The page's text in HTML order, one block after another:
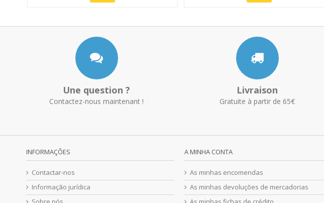
Une question ?
Contactez-nous maintenant !
Livraison
Gratuite à partir de 65€
INFORMAÇÕES
Contactar-nos
Informação jurídica
A MINHA CONTA
As minhas encomendas
As minhas devoluções de mercadorias